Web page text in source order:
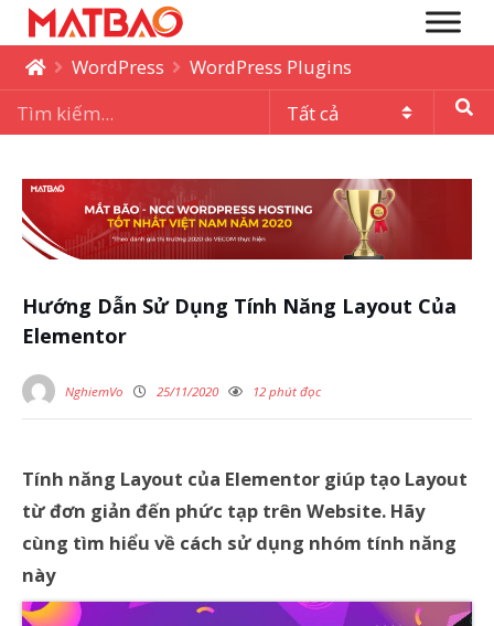
WordPress WordPress Plugins
Hướng Dẫn Sử Dụng Tính Năng Layout Của
Elementor
NghiemVo 25/11/2020 12 phút đọc
Tính năng Layout của Elementor giúp tạo Layout
từ đơn giản đến phức tạp trên Website. Hãy
cùng tìm hiểu về cách sử dụng nhóm tính năng
này